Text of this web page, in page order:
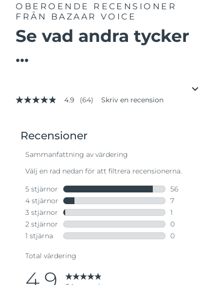
OBEROENDE RECENSIONER
FRÅN BAZAAR VOICE
Se vad andra tycker
...
4.9
genomsnittligt
betyg.
Länk
samma
sida.
4.9 (64) Skriv en recension